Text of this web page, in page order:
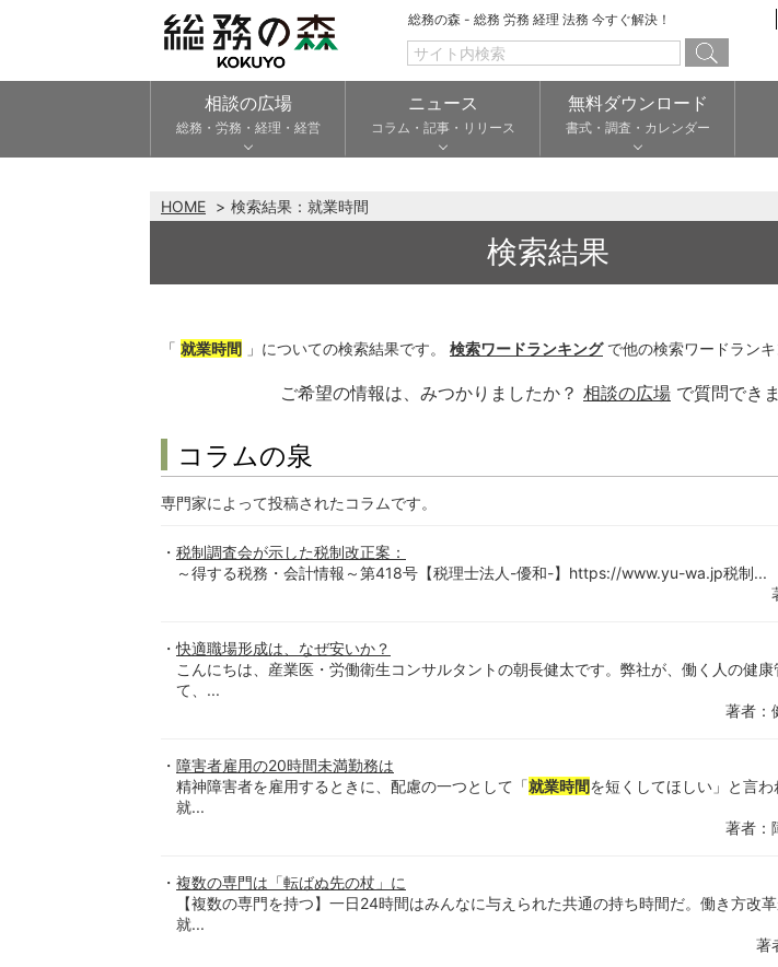
総務の森 - 総務 労務 経理 法務 今すぐ解決！
相談の広場
総務・労務・経理・経営
ニュース
コラム・記事・リリース
無料ダウンロード
書式・調査・カレンダー
HOME 検索結果： 就業時間
検索結果
「 就業時間 」についての検索結果です。 検索ワードランキングで他の検索ワードランキ
ご希望の情報は、みつかりましたか？ 相談の広場 で質問でき
コラムの泉
専門家によって投稿されたコラムです。
税制調査会が示した税制改正案：
～得する税務・会計情報～第418号【税理士法人-優和-】https://www.yu-wa.jp税制...
快適職場形成は、なぜ安いか？
こんにちは、産業医・労働衛生コンサルタントの朝長健太です。弊社が、働く人の健
て、...
著者：
障害者雇用の20時間未満勤務は
精神障害者を雇用するときに、配慮の一つとして「就業時間を短くしてほしい」と言わ
就...
著者：
複数の専門は「転ばぬ先の杖」に
【複数の専門を持つ】一日24時間はみんなに与えられた共通の持ち時間だ。働き方改革
就...
著